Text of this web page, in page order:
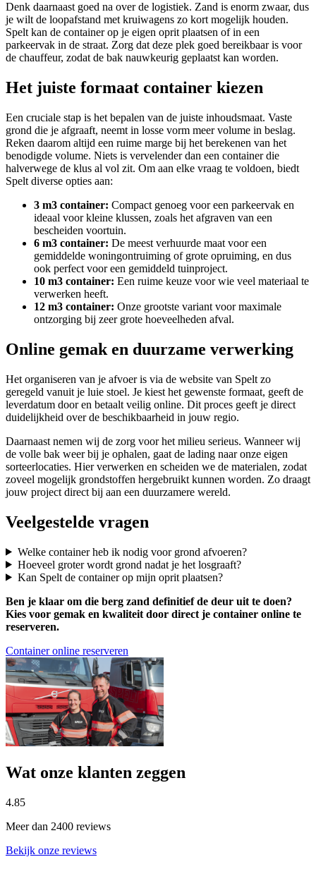
Denk daarnaast goed na over de logistiek. Zand is enorm zwaar, dus
je wilt de loopafstand met kruiwagens zo kort mogelijk houden.
Spelt kan de container op je eigen oprit plaatsen of in een
parkeervak in de straat. Zorg dat deze plek goed bereikbaar is voor
de chauffeur, zodat de bak nauwkeurig geplaatst kan worden.
Het juiste formaat container kiezen
Een cruciale stap is het bepalen van de juiste inhoudsmaat. Vaste
grond die je afgraaft, neemt in losse vorm meer volume in beslag.
Reken daarom altijd een ruime marge bij het berekenen van het
benodigde volume. Niets is vervelender dan een container die
halverwege de klus al vol zit. Om aan elke vraag te voldoen, biedt
Spelt diverse opties aan:
3 m3 container: Compact genoeg voor een parkeervak en
ideaal voor kleine klussen, zoals het afgraven van een
bescheiden voortuin.
6 m3 container: De meest verhuurde maat voor een
gemiddelde woningontruiming of grote opruiming, en dus
ook perfect voor een gemiddeld tuinproject.
10 m3 container: Een ruime keuze voor wie veel materiaal te
verwerken heeft.
12 m3 container: Onze grootste variant voor maximale
ontzorging bij zeer grote hoeveelheden afval.
Online gemak en duurzame verwerking
Het organiseren van je afvoer is via de website van Spelt zo
geregeld vanuit je luie stoel. Je kiest het gewenste formaat, geeft de
leverdatum door en betaalt veilig online. Dit proces geeft je direct
duidelijkheid over de beschikbaarheid in jouw regio.
Daarnaast nemen wij de zorg voor het milieu serieus. Wanneer wij
de volle bak weer bij je ophalen, gaat de lading naar onze eigen
sorteerlocaties. Hier verwerken en scheiden we de materialen, zodat
zoveel mogelijk grondstoffen hergebruikt kunnen worden. Zo draagt
jouw project direct bij aan een duurzamere wereld.
Veelgestelde vragen
Welke container heb ik nodig voor grond afvoeren?
Hoeveel groter wordt grond nadat je het losgraaft?
Kan Spelt de container op mijn oprit plaatsen?
Ben je klaar om die berg zand definitief de deur uit te doen?
Kies voor gemak en kwaliteit door direct je container online te
reserveren.
Container online reserveren
Wat onze klanten zeggen
4.85
Meer dan 2400 reviews
Bekijk onze reviews